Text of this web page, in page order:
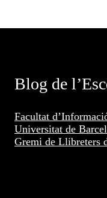
Blog de
Facultat
Universitat de
Gremi de Llibreters